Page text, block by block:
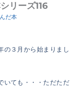
リーズ116
だ本
の３月から始まりまし
いても・・・ただただ